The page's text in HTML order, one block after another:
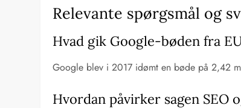
Relevante spørgsmål og
Hvad gik Google-bøden fra
Google blev i 2017 idømt en bøde på 2,42
Hvordan påvirker sagen SEO